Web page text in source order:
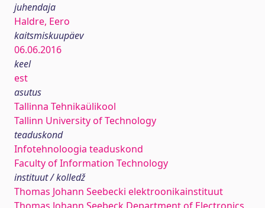
juhendaja
Haldre, Eero
kaitsmiskuupäev
06.06.2016
keel
est
asutus
Tallinna Tehnikaülikool
Tallinn University of Technology
teaduskond
Infotehnoloogia teaduskond
Faculty of Information Technology
instituut / kolledž
Thomas Johann Seebecki elektroonikainstituut